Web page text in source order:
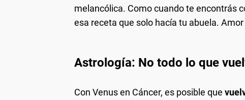
melancólica. Como cuando te encontrás
esa receta que solo hacía tu abuela.
Astrología: No todo lo que
Con Venus en Cáncer, es posible que